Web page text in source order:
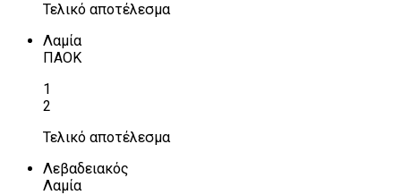
Τελικό αποτέλεσμα
Λαμία
ΠΑΟΚ
1
2
Τελικό αποτέλεσμα
Λεβαδειακός
Λαμία